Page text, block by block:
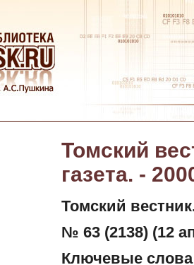
Томский
газета. -
Томский
№ 63 (2138) (12
Ключевые слова